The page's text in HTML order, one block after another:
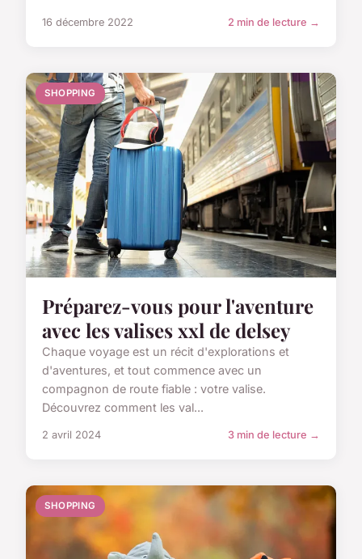
16 décembre 2022 2 min de lecture →
SHOPPING
Préparez-vous pour l'aventure
avec les valises xxl de delsey
Chaque voyage est un récit d'explorations et
d'aventures, et tout commence avec un
compagnon de route fiable : votre valise.
Découvrez comment les val...
2 avril 2024 3 min de lecture →
SHOPPING